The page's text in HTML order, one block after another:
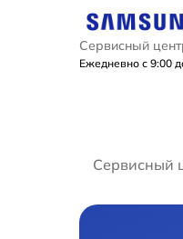
Сервисный
Ежедневно с 9:00
Сервисный